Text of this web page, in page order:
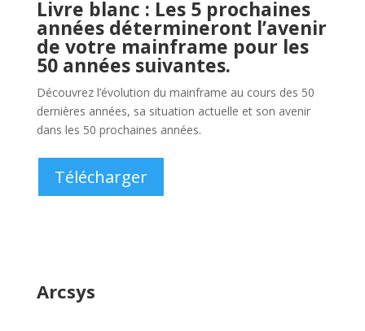
Livre blanc : 6 conseils pour
surmonter les obstacles aux
tests d’applications créés par
DevOps sur le mainframe
L’accélération de la livraison d’applications mainframe
parvenir.